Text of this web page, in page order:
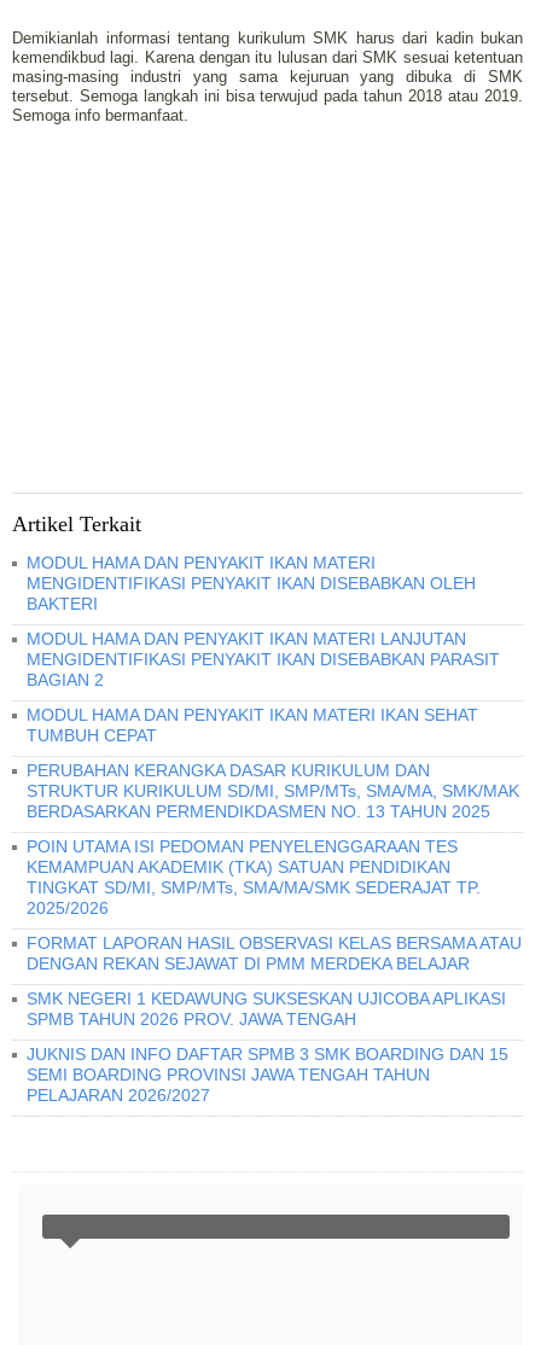
Demikianlah informasi tentang kurikulum SMK harus dari kadin bukan
kemendikbud lagi. Karena dengan itu lulusan dari SMK sesuai ketentuan
masing-masing industri yang sama kejuruan yang dibuka di SMK
tersebut. Semoga langkah ini bisa terwujud pada tahun 2018 atau 2019.
Semoga info bermanfaat.
Artikel Terkait
MODUL HAMA DAN PENYAKIT IKAN MATERI
MENGIDENTIFIKASI PENYAKIT IKAN DISEBABKAN OLEH
BAKTERI
MODUL HAMA DAN PENYAKIT IKAN MATERI LANJUTAN
MENGIDENTIFIKASI PENYAKIT IKAN DISEBABKAN PARASIT
BAGIAN 2
MODUL HAMA DAN PENYAKIT IKAN MATERI IKAN SEHAT
TUMBUH CEPAT
PERUBAHAN KERANGKA DASAR KURIKULUM DAN
STRUKTUR KURIKULUM SD/MI, SMP/MTs, SMA/MA, SMK/MAK
BERDASARKAN PERMENDIKDASMEN NO. 13 TAHUN 2025
POIN UTAMA ISI PEDOMAN PENYELENGGARAAN TES
KEMAMPUAN AKADEMIK (TKA) SATUAN PENDIDIKAN
TINGKAT SD/MI, SMP/MTs, SMA/MA/SMK SEDERAJAT TP.
2025/2026
FORMAT LAPORAN HASIL OBSERVASI KELAS BERSAMA ATAU
DENGAN REKAN SEJAWAT DI PMM MERDEKA BELAJAR
SMK NEGERI 1 KEDAWUNG SUKSESKAN UJICOBA APLIKASI
SPMB TAHUN 2026 PROV. JAWA TENGAH
JUKNIS DAN INFO DAFTAR SPMB 3 SMK BOARDING DAN 15
SEMI BOARDING PROVINSI JAWA TENGAH TAHUN
PELAJARAN 2026/2027